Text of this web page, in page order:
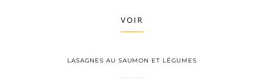
VOIR
LASAGNES AU SAUMON ET LÉGUMES